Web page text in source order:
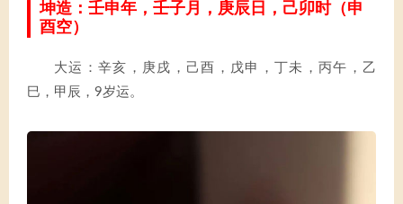
坤造：壬申年，壬子月，庚辰日，己卯时（申
酉空）
大运：辛亥，庚戌，己酉，戊申，丁未，丙午，乙
巳，甲辰，9岁运。